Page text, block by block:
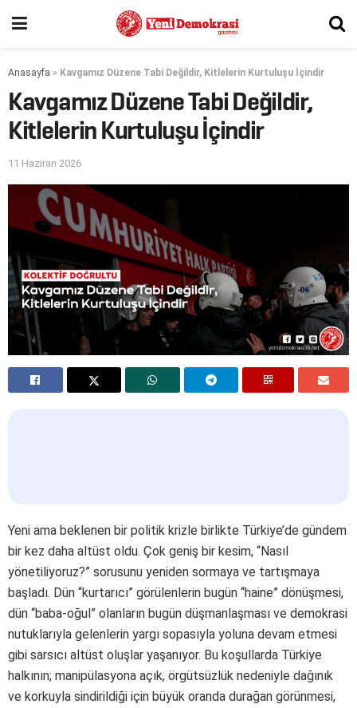
Anasayfa » Kavgamız Düzene Tabi Değildir, Kitlelerin Kurtuluşu İçindir
Kavgamız Düzene Tabi Değildir,
Kitlelerin Kurtuluşu İçindir
11 Haziran 2026
Yeni ama beklenen bir politik krizle birlikte Türkiye’de gündem
bir kez daha altüst oldu. Çok geniş bir kesim, “Nasıl
yönetiliyoruz?” sorusunu yeniden sormaya ve tartışmaya
başladı. Dün “kurtarıcı” görülenlerin bugün “haine” dönüşmesi,
dün “baba-oğul” olanların bugün düşmanlaşması ve demokrasi
nutuklarıyla gelenlerin yargı sopasıyla yoluna devam etmesi
gibi sarsıcı altüst oluşlar yaşanıyor. Bu koşullarda Türkiye
halkının; manipülasyona açık, örgütsüzlük nedeniyle dağınık
ve korkuyla sindirildiği için büyük oranda durağan görünmesi,